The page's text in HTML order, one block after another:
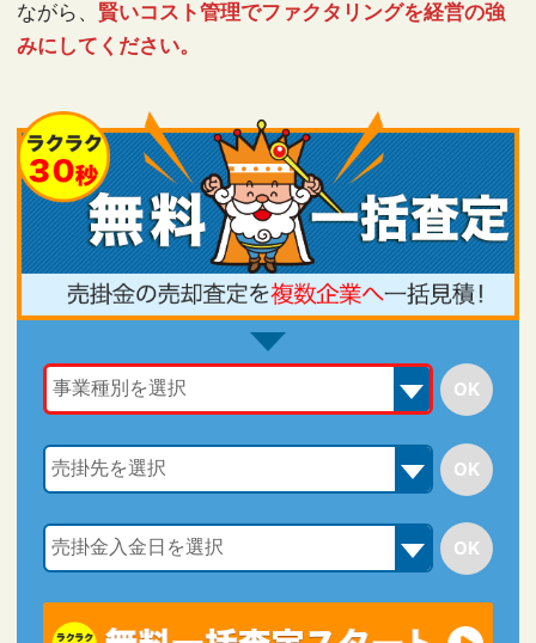
ながら、 賢いコスト管理でファクタリングを経営の強
みにしてください。